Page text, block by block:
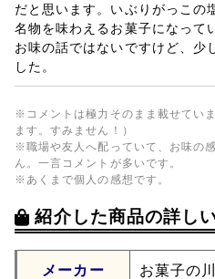
だと思います。いぶりがっこの
名物を味わえるお菓子になって
お味の話ではないですけど、少
した。
※コメントは極力そのまま載せてい
ます。すみません！）
※職場や友人へ配っていて、お味の
ん。一言コメントが多いです。
※あくまで個人の感想です。
紹介した商品の詳し
メーカー お菓子の